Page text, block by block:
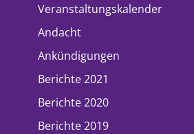
Veranstaltungskalender
Andacht
Ankündigungen
Berichte 2021
Berichte 2020
Berichte 2019